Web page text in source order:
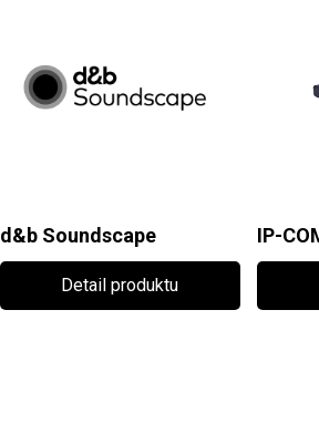
d&b Soundscape
Detail produktu
IP-